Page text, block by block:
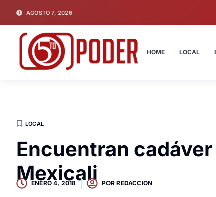
AGOSTO 7, 2026
HOME LOCAL
LOCAL
Encuentran
Mexicali
ENERO 4, 2018 POR REDACCION